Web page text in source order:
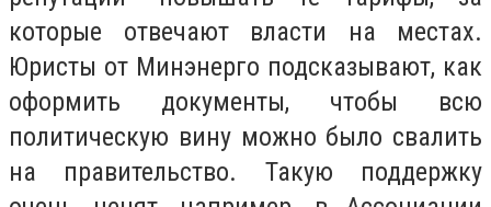
которые отвечают власти на местах.
Юристы от Минэнерго подсказывают, как
оформить документы, чтобы всю
политическую вину можно было свалить
на правительство. Такую поддержку